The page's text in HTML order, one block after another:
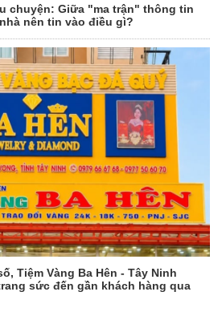
chuyện: Giữa "ma trận" thông tin
nên tin vào điều gì?
Tiệm Vàng Ba Hên - Tây Ninh
sức đến gần khách hàng qua